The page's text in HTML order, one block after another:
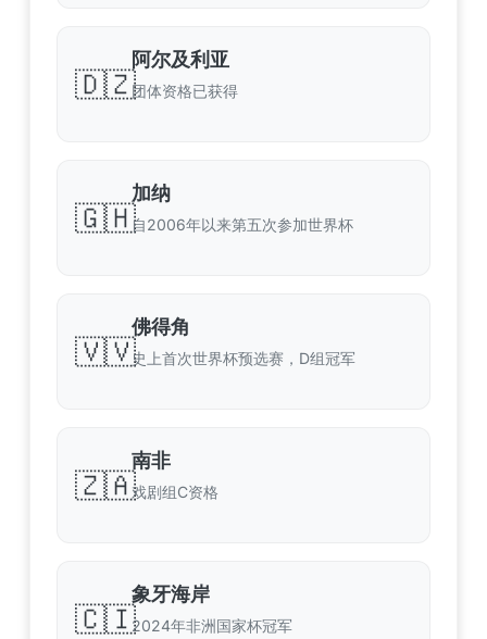
🇩🇿
阿尔及利亚
团体资格已获得
🇬🇭
加纳
自2006年以来第五次参加世界杯
🇻🇻
佛得角
史上首次世界杯预选赛，D组冠军
🇿🇦
南非
戏剧组C资格
🇨🇮
象牙海岸
2024年非洲国家杯冠军